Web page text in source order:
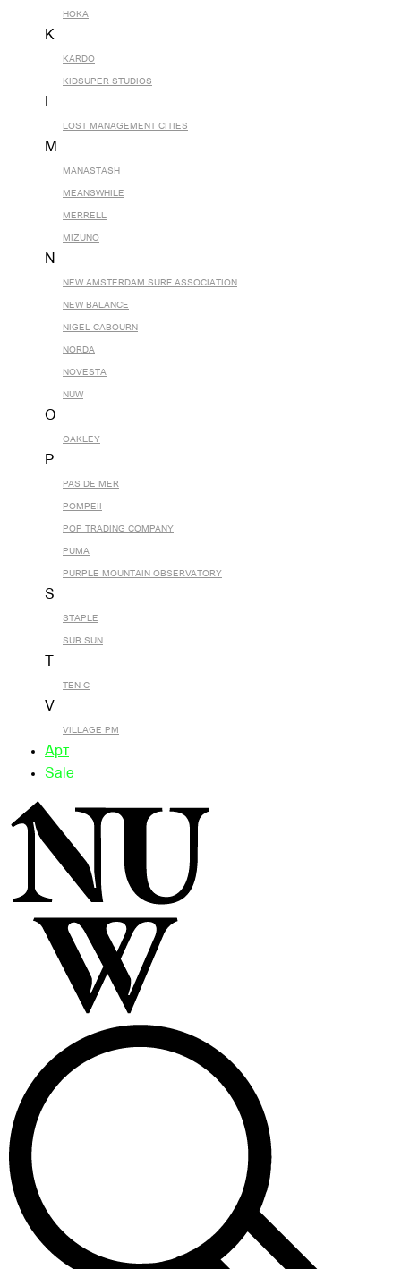
HOKA
K
KARDO
KIDSUPER STUDIOS
L
LOST MANAGEMENT CITIES
M
MANASTASH
MEANSWHILE
MERRELL
MIZUNO
N
NEW AMSTERDAM SURF ASSOCIATION
NEW BALANCE
NIGEL CABOURN
NORDA
NOVESTA
NUW
O
OAKLEY
P
PAS DE MER
POMPEII
POP TRADING COMPANY
PUMA
PURPLE MOUNTAIN OBSERVATORY
S
STAPLE
SUB SUN
TEN C
V
VILLAGE PM
Арт
Sale